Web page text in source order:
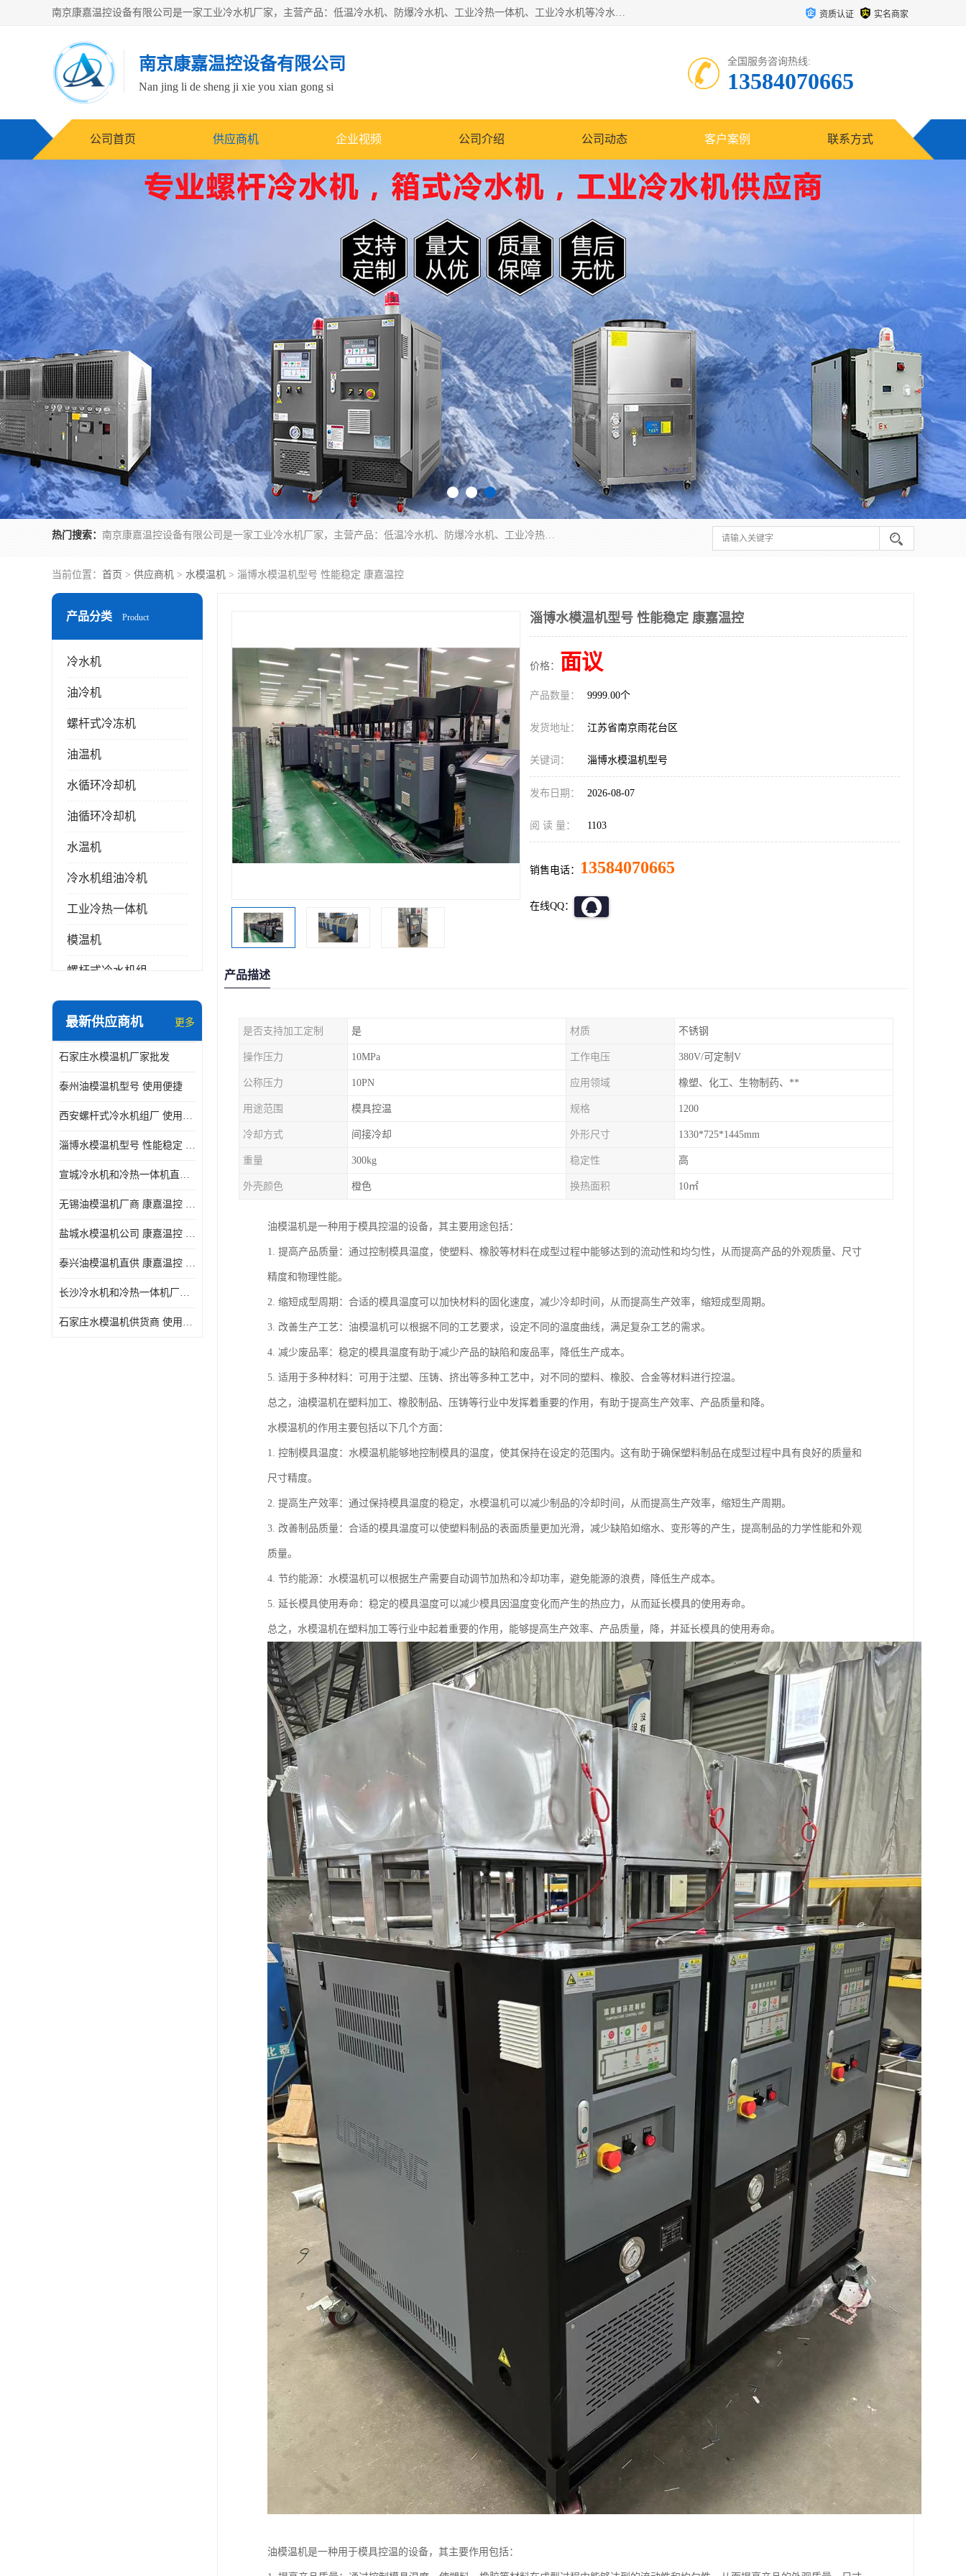
南京康嘉温控设备有限公司是一家工业冷水机厂家，主营产品：低温冷水机、防爆冷水机、工业冷热一体机、工业冷水机等冷水机，公司依托南京工业大学的技术，汇集众多业内技术，不断管理模式，使得我们的产品始终处于国内成员之一水平，在业界享有很高赞誉，是欧洲、北美、中东、东南亚等多个国家和地区。 资质认证 实名商家
南京康嘉温控设备有限公司
Nan jing li de sheng ji xie you xian gong si
全国服务咨询热线:
13584070665
公司首页 供应商机 企业视频 公司介绍 公司动态 客户案例 联系方式
热门搜索： 南京康嘉温控设备有限公司是一家工业冷水机厂家，主营产品：低温冷水机、防爆冷水机、工业冷热一体机、工业冷水机等冷水机，公司依托南京工业大学的技术，汇集众多业内技术，不断管理模式，使得我们的产品始终处于国内成员之一水平，在业界享有很高赞誉，是欧洲、北美、中东、东南亚等多个国家和地区。
当前位置： 首页 > 供应商机 > 水模温机 > 淄博水模温机型号 性能稳定 康嘉温控
产品分类 Product
冷水机
油冷机
螺杆式冷冻机
油温机
水循环冷却机
油循环冷却机
水温机
冷水机组油冷机
工业冷热一体机
模温机
螺杆式冷水机组
冷水机和冷热一体机
防爆冷水机
最新供应商机 更多
石家庄水模温机厂家批发
泰州油模温机型号 使用便捷
西安螺杆式冷水机组厂 使用便捷
淄博水模温机型号 性能稳定 康嘉温控
宣城冷水机和冷热一体机直供 操作方便
无锡油模温机厂商 康嘉温控 性能稳定
盐城水模温机公司 康嘉温控 操作方便
泰兴油模温机直供 康嘉温控 使用便捷
长沙冷水机和冷热一体机厂家电话 库存充足
石家庄水模温机供货商 使用便捷
淄博水模温机型号 性能稳定 康嘉温控
价格： 面议
产品数量： 9999.00个
发货地址： 江苏省南京雨花台区
关键词： 淄博水模温机型号
发布日期： 2026-08-07
阅 读 量： 1103
销售电话： 13584070665
在线QQ：
产品描述
是否支持加工定制 是 材质 不锈钢
操作压力 10MPa 工作电压 380V/可定制V
公称压力 10PN 应用领域 橡塑、化工、生物制药、**
用途范围 模具控温 规格 1200
冷却方式 间接冷却 外形尺寸 1330*725*1445mm
重量 300kg 稳定性 高
外壳颜色 橙色 换热面积 10㎡
油模温机是一种用于模具控温的设备，其主要用途包括：
1. 提高产品质量：通过控制模具温度，使塑料、橡胶等材料在成型过程中能够达到的流动性和均匀性，从而提高产品的外观质量、尺寸
精度和物理性能。
2. 缩短成型周期：合适的模具温度可以加快材料的固化速度，减少冷却时间，从而提高生产效率，缩短成型周期。
3. 改善生产工艺：油模温机可以根据不同的工艺要求，设定不同的温度曲线，满足复杂工艺的需求。
4. 减少废品率：稳定的模具温度有助于减少产品的缺陷和废品率，降低生产成本。
5. 适用于多种材料：可用于注塑、压铸、挤出等多种工艺中，对不同的塑料、橡胶、合金等材料进行控温。
总之，油模温机在塑料加工、橡胶制品、压铸等行业中发挥着重要的作用，有助于提高生产效率、产品质量和降。
水模温机的作用主要包括以下几个方面：
1. 控制模具温度：水模温机能够地控制模具的温度，使其保持在设定的范围内。这有助于确保塑料制品在成型过程中具有良好的质量和
尺寸精度。
2. 提高生产效率：通过保持模具温度的稳定，水模温机可以减少制品的冷却时间，从而提高生产效率，缩短生产周期。
3. 改善制品质量：合适的模具温度可以使塑料制品的表面质量更加光滑，减少缺陷如缩水、变形等的产生，提高制品的力学性能和外观
质量。
4. 节约能源：水模温机可以根据生产需要自动调节加热和冷却功率，避免能源的浪费，降低生产成本。
5. 延长模具使用寿命：稳定的模具温度可以减少模具因温度变化而产生的热应力，从而延长模具的使用寿命。
总之，水模温机在塑料加工等行业中起着重要的作用，能够提高生产效率、产品质量，降，并延长模具的使用寿命。
油模温机是一种用于模具控温的设备，其主要作用包括：